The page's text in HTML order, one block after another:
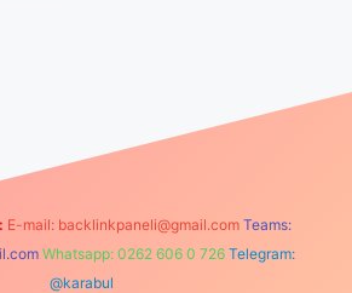
E-mail: backlinkpaneli@gmail.com Teams:
Whatsapp: 0262 606 0 726 Telegram:
@karabul